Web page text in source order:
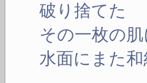
破り捨てた
その一枚の
水面にまた